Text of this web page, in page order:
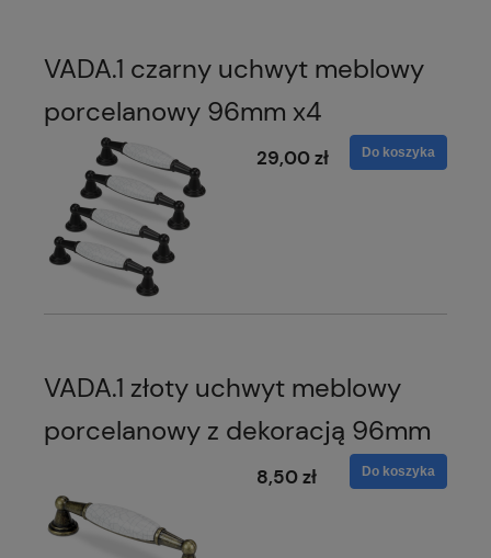
VADA.1 czarny uchwyt meblowy
porcelanowy 96mm x4
29,00 zł Do koszyka
VADA.1 złoty uchwyt meblowy
porcelanowy z dekoracją 96mm
8,50 zł Do koszyka